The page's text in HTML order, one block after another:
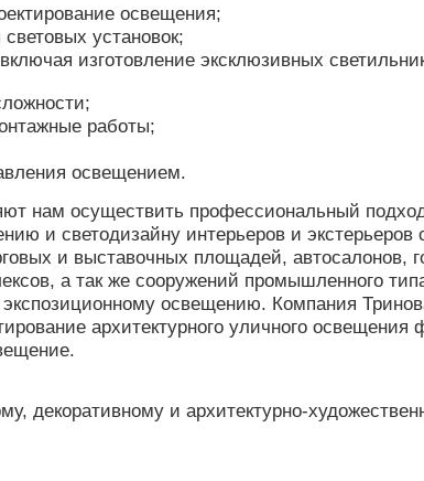
освещения;
установок;
изготовление эксклюзивных
работы;
освещением.
нам осуществить профессиональный
и светодизайну интерьеров и
и выставочных площадей, автосалонов,
а так же сооружений промышленного
освещению. Компания
архитектурного уличного освещения
декоративному и архитектурно-